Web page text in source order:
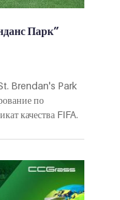
Парк”
Brendan's Park
по
качества FIFA.